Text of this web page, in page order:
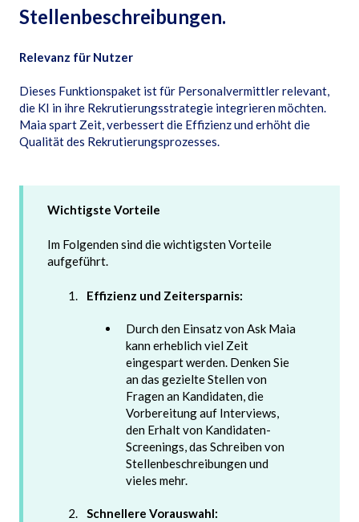
Stellenbeschreibungen.
Relevanz für Nutzer
Dieses Funktionspaket ist für Personalvermittler relevant,
die KI in ihre Rekrutierungsstrategie integrieren möchten.
Maia spart Zeit, verbessert die Effizienz und erhöht die
Qualität des Rekrutierungsprozesses.
Wichtigste Vorteile
Im Folgenden sind die wichtigsten Vorteile
aufgeführt.
Effizienz und Zeitersparnis:
Durch den Einsatz von Ask Maia
kann erheblich viel Zeit
eingespart werden. Denken Sie
an das gezielte Stellen von
Fragen an Kandidaten, die
Vorbereitung auf Interviews,
den Erhalt von Kandidaten-
Screenings, das Schreiben von
Stellenbeschreibungen und
vieles mehr.
Schnellere Vorauswahl: